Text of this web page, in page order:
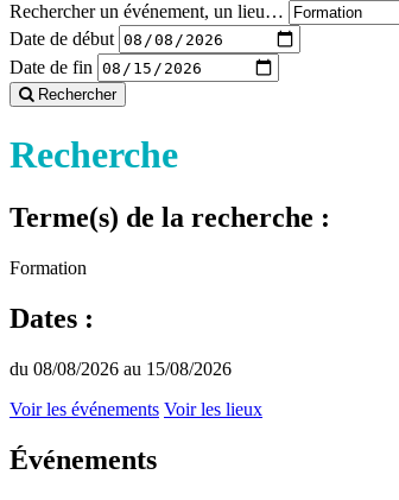
Rechercher un événement, un lieu…
Date de début
Date de fin
Rechercher
Recherche
Terme(s) de la recherche :
Formation
Dates :
du 08/08/2026 au 15/08/2026
Voir les événements Voir les lieux
Événements